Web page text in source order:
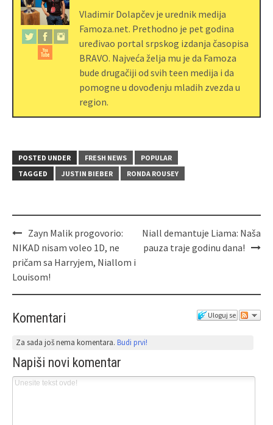
Vladimir Dolapčev je urednik medija
Famoza.net. Prethodno je pet godina
uređivao portal srpskog izdanja časopisa
BRAVO. Najveća želja mu je da Famoza
bude drugačiji od svih teen medija i da
pomogne u dovođenju mladih zvezda u
region.
POSTED UNDER FRESH NEWS
POPULAR
TAGGED
JUSTIN BIEBER RONDA ROUSEY
Zayn Malik progovorio:
NIKAD nisam voleo 1D, ne
pričam sa Harryjem, Niallom i
Louisom!
Niall demantuje Liama: Naša
pauza traje godinu dana!
Uloguj se
Komentari
Za sada još nema komentara.Budi prvi!
Napiši novi komentar